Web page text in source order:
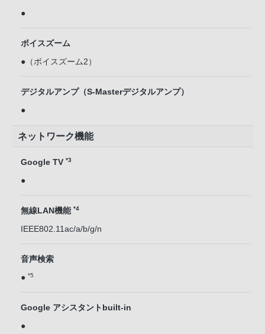
●
ボイスズーム
●（ボイスズーム2）
デジタルアンプ（S-Masterデジタルアンプ）
●
ネットワーク機能
Google TV *3
●
無線LAN機能 *4
IEEE802.11ac/a/b/g/n
音声検索
● *5
Google アシスタントbuilt-in
●